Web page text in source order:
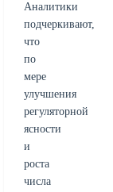
Аналитики
подчеркивают,
что
по
мере
улучшения
регуляторной
ясности
и
роста
числа